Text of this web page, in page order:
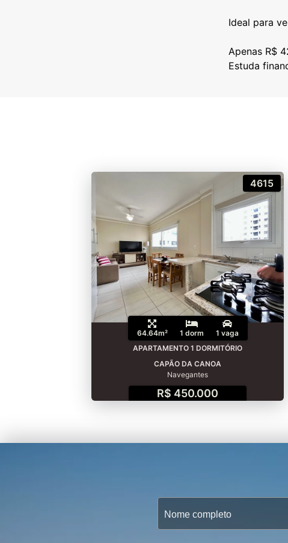
Ideal para
Apenas R$
4615
64.64m² 1 dorm
1 vaga
APARTAMENTO 1 DORMITÓRIO
CAPÃO DA CANOA
Navegantes
R$ 450.000